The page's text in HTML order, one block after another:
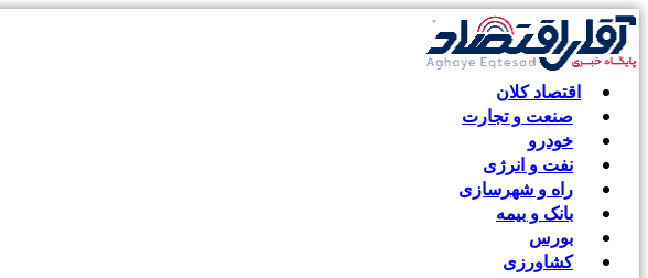
اقتصاد کلان
صنعت و تجارت
خودرو
نفت و انرژی
راه و شهرسازی
بانک و بیمه
بورس
کشاورزی